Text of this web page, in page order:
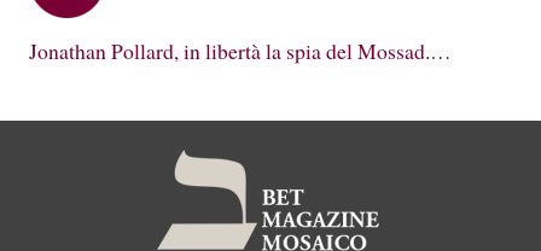
Jonathan Pollard, in libertà la spia del Mossad.…